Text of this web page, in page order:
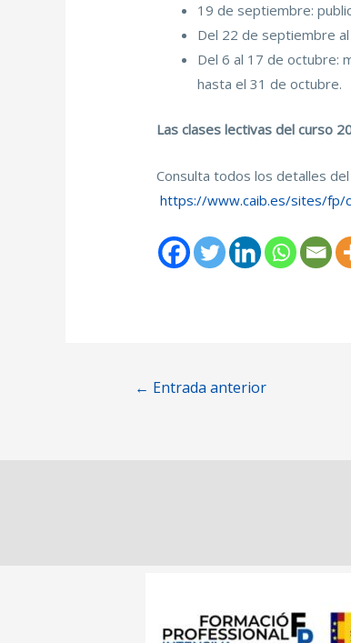
19 de septiembre:
Del 22 de septiembre
Del 6 al 17 de octubre:
hasta el 31 de octubre.
Las clases lectivas del curso
Consulta todos los detalles
https://www.caib.es/sites/fp/
← Entrada anterior